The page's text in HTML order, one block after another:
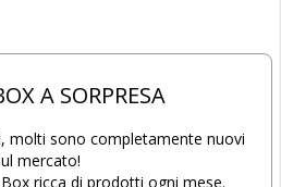
A SORPRESA
molti sono completamente nuovi
mercato!
ricca di prodotti ogni mese.